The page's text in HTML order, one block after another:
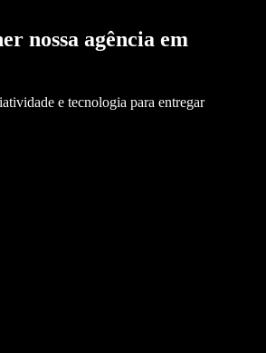
nossa agência em
e tecnologia para entregar